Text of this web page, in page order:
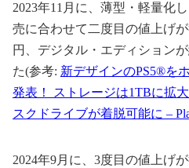
2023年11月に、薄型・軽量化
売に合わせて二度目の値上げ
円、デジタル・エディション
た(参考: 新デザインのPS5®を
発表！ ストレージは1TBに拡
スクドライブが着脱可能に –
2024年9月に、3度目の値上げ